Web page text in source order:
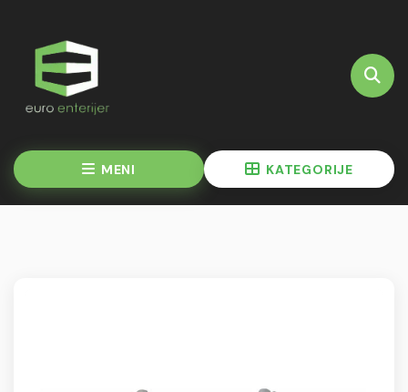
MENI KATEGORIJE